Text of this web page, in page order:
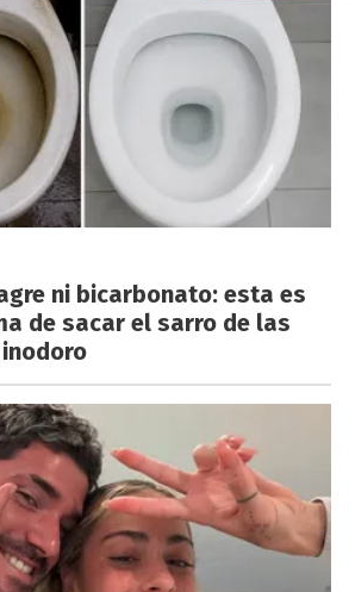
ni bicarbonato: esta es
de sacar el sarro de las